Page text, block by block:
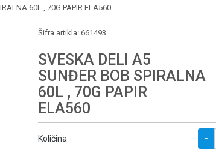
60L , 70G PAPIR ELA560
Šifra artikla: 661493
SVESKA DELI A5
SUNĐER BOB SPIRALNA
60L , 70G PAPIR
ELA560
Količina −